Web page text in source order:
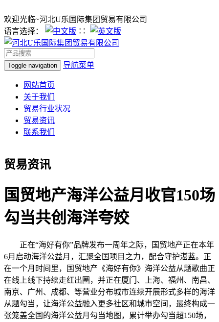
欢迎光临~河北U乐国际集团贸易有限公司
语言选择：
∷
Toggle navigation 导航菜单
网站首页
关于我们
贸易行业状况
贸易资讯
联系我们
贸易资讯
国贸地产海洋公益月收官150场
勾当共创海洋夸姣
正在“海好有你”品牌发布一周年之际，国贸地产正在本年
6月启动海洋公益月，汇聚全国项目之力，配合守护湛蓝。正
在一个月时间里，国贸地产《海好有你》海洋公益从题歌曲正
在线上线下持续走红出圈，并正在厦门、上海、福州、南昌、
南京、广州、成都、等营业分布城市连续开展形式多样的海洋
从题勾当，让海洋公益融入更多社区和城市空间，最终构成一
张笼盖全国的海洋公益月勾当地图，累计举办勾当超150场，